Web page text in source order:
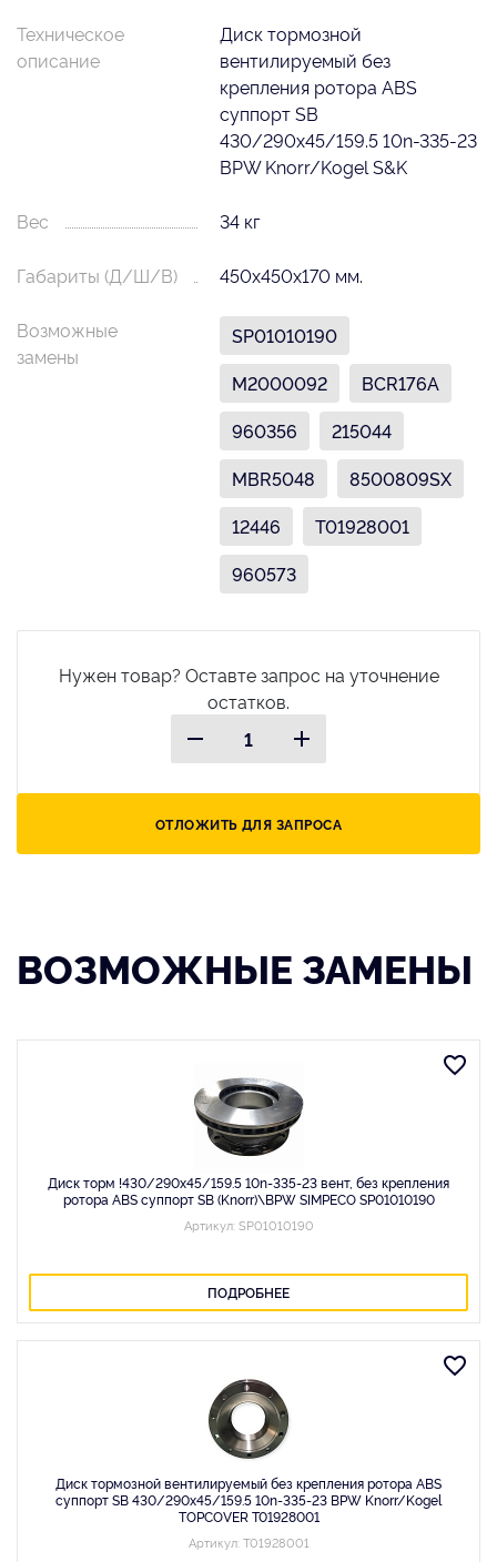
Техническое
описание
Диск тормозной
вентилируемый без
крепления ротора ABS
суппорт SB
430/290x45/159.5 10n-335-23
BPW Knorr/Kogel S&K
Вес 34 кг
Габариты (Д/Ш/В) 450х450х170 мм.
Возможные
замены
SP01010190
M2000092
BCR176A
960356
215044
MBR5048
8500809SX
12446
T01928001
960573
Нужен товар? Оставте запрос на уточнение
остатков.
ОТЛОЖИТЬ ДЛЯ ЗАПРОСА
ВОЗМОЖНЫЕ ЗАМЕНЫ
Диск торм !430/290x45/159.5 10n-335-23 вент, без крепления
ротора ABS суппорт SB (Knorr)\BPW SIMPECO SP01010190
Артикул: SP01010190
ПОДРОБНЕЕ
Диск тормозной вентилируемый без крепления ротора ABS
суппорт SB 430/290x45/159.5 10n-335-23 BPW Knorr/Kogel
TOPCOVER T01928001
Артикул: T01928001